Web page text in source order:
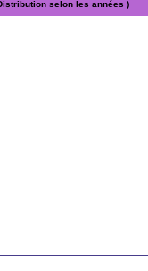
selon les années )